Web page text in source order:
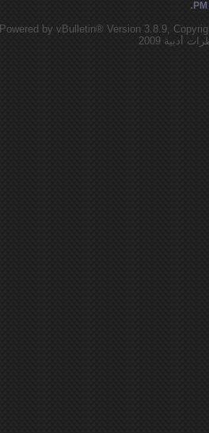
.
Powered by vBulletin® Version 3.8.9,
2009